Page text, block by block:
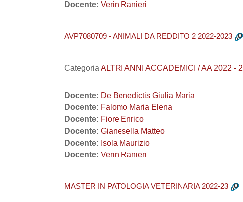
Docente: Verin Ranieri
AVP7080709 - ANIMALI DA REDDITO 2 2022-2023
Categoria ALTRI ANNI ACCADEMICI / AA 2022 -
Docente: De Benedictis Giulia Maria
Docente: Falomo Maria Elena
Docente: Fiore Enrico
Docente: Gianesella Matteo
Docente: Isola Maurizio
Docente: Verin Ranieri
MASTER IN PATOLOGIA VETERINARIA 2022-23